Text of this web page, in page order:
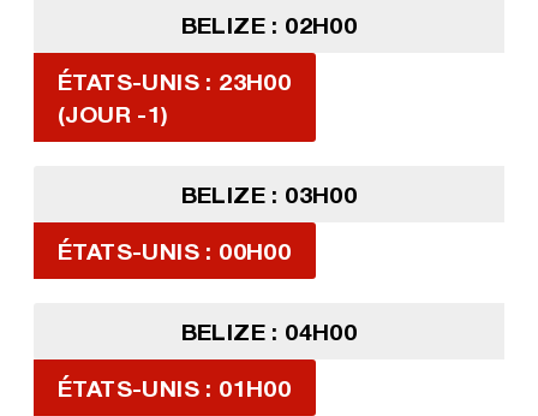
BELIZE : 02H00
ÉTATS-UNIS : 23H00
(JOUR -1)
BELIZE : 03H00
ÉTATS-UNIS : 00H00
BELIZE : 04H00
ÉTATS-UNIS : 01H00